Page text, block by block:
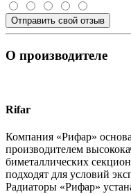
Отправить свой отзыв
О производителе
Rifar
Компания «Рифар»
производителем
биметаллических
подходят для условий
Радиаторы «Рифар»